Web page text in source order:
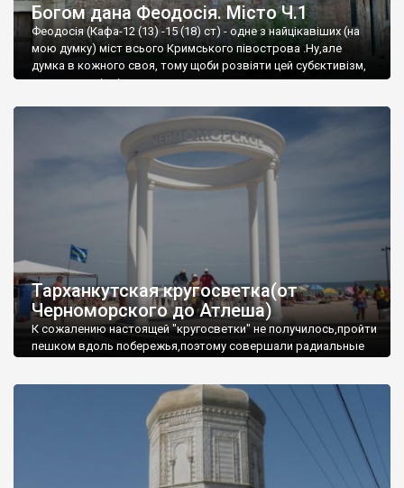
Богом дана Феодосія. Місто Ч.1
Феодосія (Кафа-12 (13) -15 (18) ст) - одне з найцікавіших (на
мою думку) міст всього Кримського півострова .Ну,але
думка в кожного своя, тому щоби розвіяти цей субєктивізм,
запрошую відвідати це
Тарханкутская кругосветка(от
Черноморского до Атлеша)
К сожалению настоящей "кругосветки" не получилось,пройти
пешком вдоль побережья,поэтому совершали радиальные